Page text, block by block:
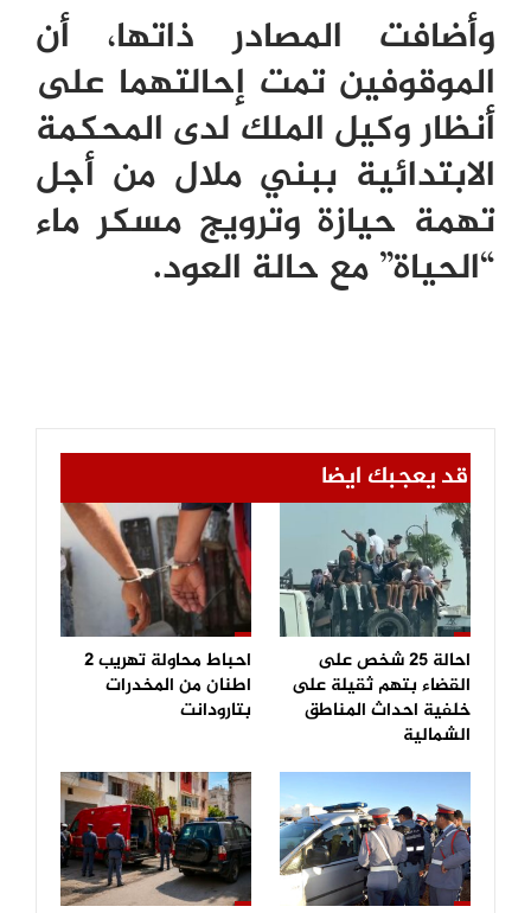
وأضافت المصادر ذاتها، أن
الموقوفين تمت إحالتهما على
أنظار وكيل الملك لدى المحكمة
الابتدائية ببني ملال من أجل
تهمة حيازة وترويج مسكر ماء
“الحياة” مع حالة العود.
قد يعجبك ايضا
احالة 25 شخص على
القضاء بتهم ثقيلة على
خلفية احداث المناطق
الشمالية
احباط محاولة تهريب 2
اطنان من المخدرات
بتارودانت